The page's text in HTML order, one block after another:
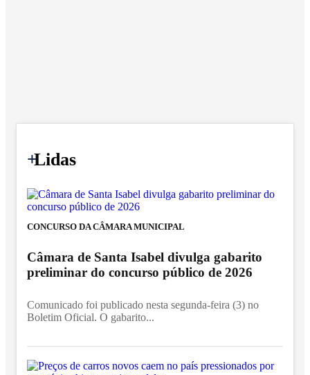
+
Lidas
CONCURSO DA CÂMARA MUNICIPAL
Câmara de Santa Isabel divulga gabarito
preliminar do concurso público de 2026
Comunicado foi publicado nesta segunda-feira (3) no
Boletim Oficial. O gabarito...